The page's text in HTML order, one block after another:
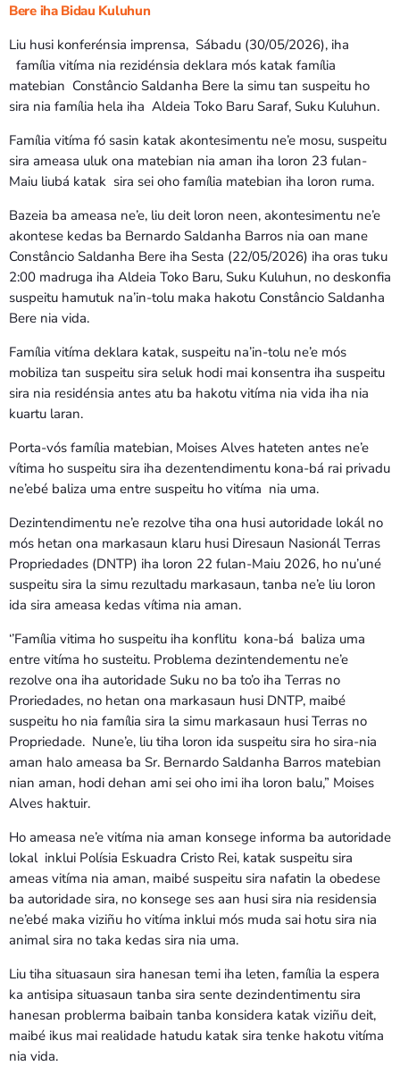
Bere iha Bidau Kuluhun
Liu husi konferénsia imprensa, Sábadu (30/05/2026), iha
família vitíma nia rezidénsia deklara mós katak família
matebian Constâncio Saldanha Bere la simu tan suspeitu ho
sira nia família hela iha Aldeia Toko Baru Saraf, Suku Kuluhun.
Família vitíma fó sasin katak akontesimentu ne’e mosu, suspeitu
sira ameasa uluk ona matebian nia aman iha loron 23 fulan-
Maiu liubá katak sira sei oho família matebian iha loron ruma.
Bazeia ba ameasa ne’e, liu deit loron neen, akontesimentu ne’e
akontese kedas ba Bernardo Saldanha Barros nia oan mane
Constâncio Saldanha Bere iha Sesta (22/05/2026) iha oras tuku
2:00 madruga iha Aldeia Toko Baru, Suku Kuluhun, no deskonfia
suspeitu hamutuk na’in-tolu maka hakotu Constâncio Saldanha
Bere nia vida.
Família vitíma deklara katak, suspeitu na’in-tolu ne’e mós
mobiliza tan suspeitu sira seluk hodi mai konsentra iha suspeitu
sira nia residénsia antes atu ba hakotu vitíma nia vida iha nia
kuartu laran.
Porta-vós família matebian, Moises Alves hateten antes ne’e
vítima ho suspeitu sira iha dezentendimentu kona-bá rai privadu
ne’ebé baliza uma entre suspeitu ho vitíma nia uma.
Dezintendimentu ne’e rezolve tiha ona husi autoridade lokál no
mós hetan ona markasaun klaru husi Diresaun Nasionál Terras
Propriedades (DNTP) iha loron 22 fulan-Maiu 2026, ho nu’uné
suspeitu sira la simu rezultadu markasaun, tanba ne’e liu loron
ida sira ameasa kedas vítima nia aman.
‘’Família vitima ho suspeitu iha konflitu kona-bá baliza uma
entre vitíma ho susteitu. Problema dezintendementu ne’e
rezolve ona iha autoridade Suku no ba to’o iha Terras no
Proriedades, no hetan ona markasaun husi DNTP, maibé
suspeitu ho nia família sira la simu markasaun husi Terras no
Propriedade. Nune’e, liu tiha loron ida suspeitu sira ho sira-nia
aman halo ameasa ba Sr. Bernardo Saldanha Barros matebian
nian aman, hodi dehan ami sei oho imi iha loron balu,” Moises
Alves haktuir.
Ho ameasa ne’e vitíma nia aman konsege informa ba autoridade
lokal inklui Polísia Eskuadra Cristo Rei, katak suspeitu sira
ameas vitíma nia aman, maibé suspeitu sira nafatin la obedese
ba autoridade sira, no konsege ses aan husi sira nia residensia
ne’ebé maka viziñu ho vitíma inklui mós muda sai hotu sira nia
animal sira no taka kedas sira nia uma.
Liu tiha situasaun sira hanesan temi iha leten, família la espera
ka antisipa situasaun tanba sira sente dezindentimentu sira
hanesan problerma baibain tanba konsidera katak viziñu deit,
maibé ikus mai realidade hatudu katak sira tenke hakotu vitíma
nia vida.